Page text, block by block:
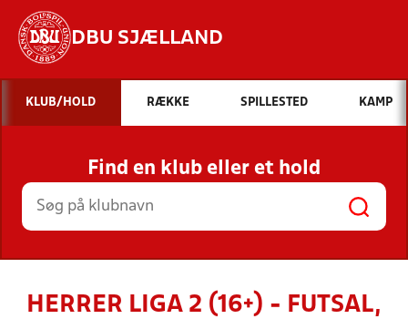
DBU SJÆLLAND
Hvad vil du søge efter?
INDHOLD OG NYHEDER
STILLINGER, RESULTATER, KLUBBER OG
HOLD
KLUB/HOLD RÆKKE SPILLESTED KAMP
Find en klub eller et hold
HERRER LIGA 2 (16+) - FUTSAL,